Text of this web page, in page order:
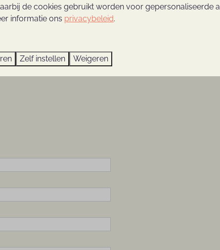
en CV op naar Romy Slingerland via
de cookies gebruikt worden voor gepersonaliseerde
informatie ons privacybeleid.
Zelf instellen Weigeren